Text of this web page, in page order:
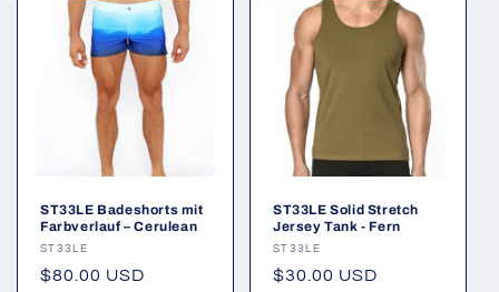
ST33LE Badeshorts mit
Farbverlauf – Cerulean
Anbieter:
ST33LE
Normaler
$80.00 USD
ST33LE Solid Stretch
Jersey Tank - Fern
Anbieter:
ST33LE
Normaler
$30.00 USD